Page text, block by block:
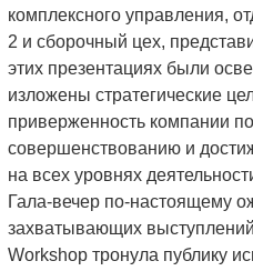
комплексного управления,
2 и сборочный цех,
этих презентациях были
изложены стратегические
приверженность компании
совершенствованию и
на всех уровнях
Гала-вечер по-настоящему
захватывающих
Workshop тронула публику